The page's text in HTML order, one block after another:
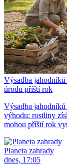
Výsadba
úrodu příští rok
Výsadba
výhodu: rostliny
mohou příští rok
Planeta zahrady
dnes, 17:05